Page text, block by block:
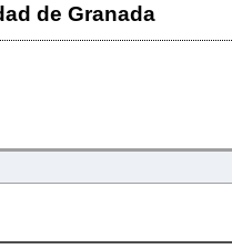
de Granada